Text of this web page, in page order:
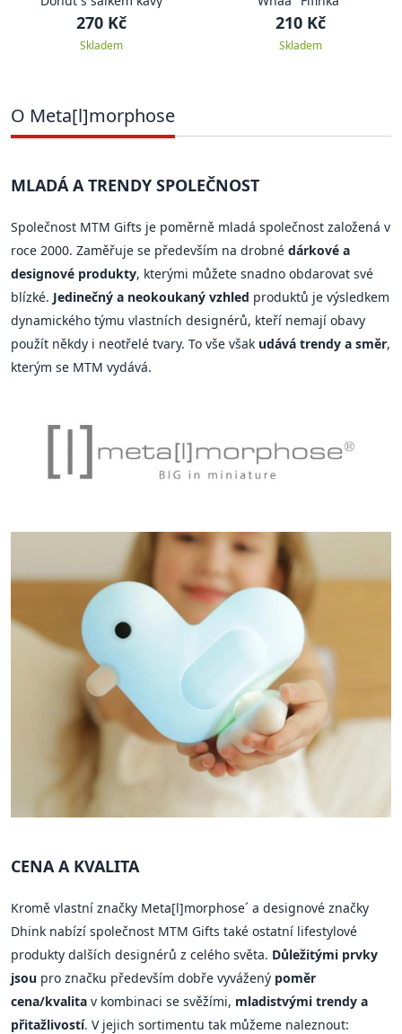
270 Kč
Skladem
210 Kč
Skladem
O Meta[l]morphose
MLADÁ A TRENDY SPOLEČNOST
Společnost MTM Gifts je poměrně mladá společnost založená v
roce 2000. Zaměřuje se především na drobné dárkové a
designové produkty, kterými můžete snadno obdarovat své
blízké. Jedinečný a neokoukaný vzhled produktů je výsledkem
dynamického týmu vlastních designérů, kteří nemají obavy
použít někdy i neotřelé tvary. To vše však udává trendy a směr,
kterým se MTM vydává.
CENA A KVALITA
Kromě vlastní značky Meta[l]morphose´ a designové značky
Dhink nabízí společnost MTM Gifts také ostatní lifestylové
produkty dalších designérů z celého světa. Důležitými prvky
jsou pro značku především dobře vyvážený poměr
cena/kvalita v kombinaci se svěžími, mladistvými trendy a
přitažlivostí. V jejich sortimentu tak můžeme naleznout: